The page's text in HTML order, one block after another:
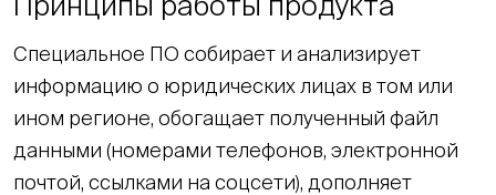
Специальное ПО собирает и анализирует
информацию о юридических лицах в том или
ином регионе, обогащает полученный файл
данными (номерами телефонов, электронной
почтой, ссылками на соцсети), дополняет